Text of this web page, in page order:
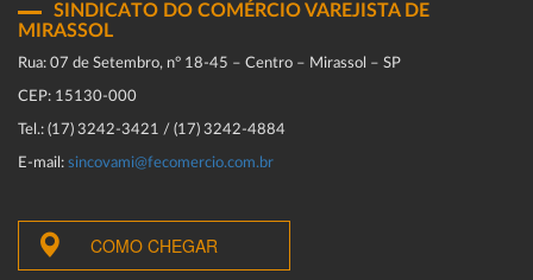
SINDICATO DO COMÉRCIO VAREJISTA DE
MIRASSOL
Rua: 07 de Setembro, n° 18-45 – Centro – Mirassol – SP
CEP: 15130-000
Tel.: (17) 3242-3421 / (17) 3242-4884
E-mail: sincovami@fecomercio.com.br
COMO CHEGAR